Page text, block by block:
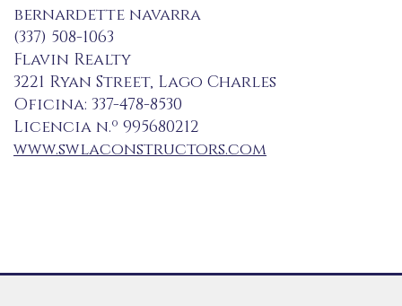
bernardette navarra
(337) 508-1063
Flavin Realty
3221 Ryan Street, Lago Charles
Oficina: 337-478-8530
Licencia n.º 995680212
www.swlaconstructors.com